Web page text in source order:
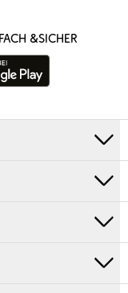
&SICHER